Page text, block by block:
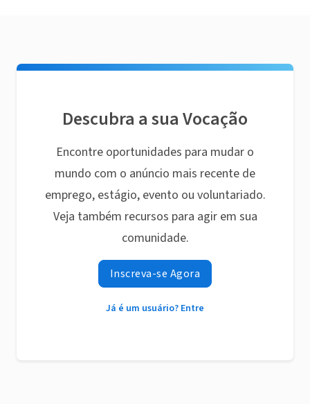
Descubra a sua Vocação
Encontre oportunidades para mudar o
mundo com o anúncio mais recente de
emprego, estágio, evento ou voluntariado.
Veja também recursos para agir em sua
comunidade.
Inscreva-se Agora
Já é um usuário? Entre